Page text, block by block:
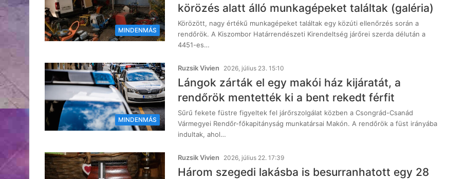
MINDENMÁS
körözés alatt álló munkagépeket találtak (galéria)
Körözött, nagy értékű munkagépeket találtak egy közúti ellenőrzés során a
rendőrök. A Kiszombor Határrendészeti Kirendeltség járőrei szerda délután a
4451-es…
MINDENMÁS
Ruzsik Vivien 2026, július 23. 15:10
Lángok zárták el egy makói ház kijáratát, a
rendőrök mentették ki a bent rekedt férfit
Sűrű fekete füstre figyeltek fel járőrszolgálat közben a Csongrád-Csanád
Vármegyei Rendőr-főkapitányság munkatársai Makón. A rendőrök a füst irányába
indultak, ahol…
Ruzsik Vivien 2026, július 22. 17:39
Három szegedi lakásba is besurranhatott egy 28